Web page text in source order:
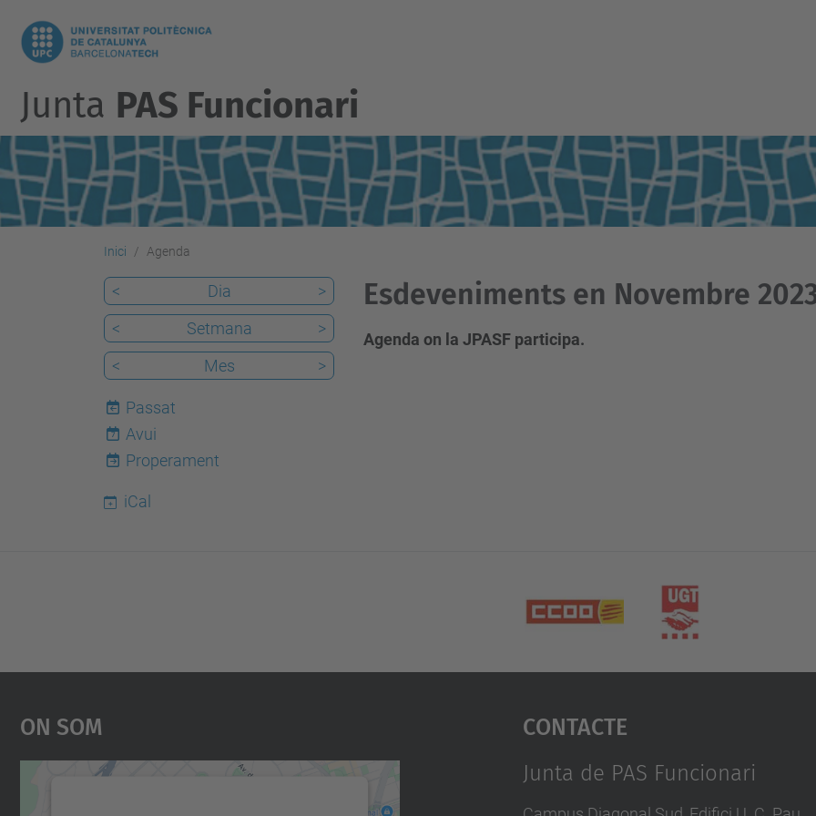
Junta PAS Funcionari
Inici Agenda
Esdeveniments en Novembre
Agenda on la JPASF participa.
< Dia
>
<
Setmana
>
<
Mes >
Passat
7
Avui
Properament
iCal
On Som Contacte
Junta de PAS Funcionari